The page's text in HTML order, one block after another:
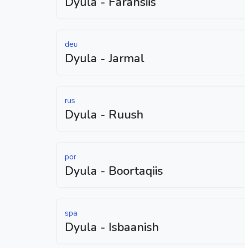
deu
Dyula - Jarmal
rus
Dyula - Ruush
por
Dyula - Boortaqiis
spa
Dyula - Isbaanish